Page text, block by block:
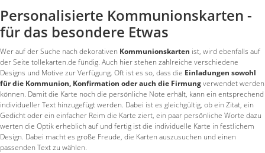
Personalisierte Kommunionskarten -
für das besondere Etwas
Wer auf der Suche nach dekorativen Kommunionskarten ist, wird ebenfalls auf
der Seite tollekarten.de fündig. Auch hier stehen zahlreiche verschiedene
Designs und Motive zur Verfügung. Oft ist es so, dass die Einladungen sowohl
für die Kommunion, Konfirmation oder auch die Firmungverwendet werden
können. Damit die Karte noch die persönliche Note erhält, kann ein entsprechend
individueller Text hinzugefügt werden. Dabei ist es gleichgültig, ob ein Zitat, ein
Gedicht oder ein einfacher Reim die Karte ziert, ein paar persönliche Worte dazu
werten die Optik erheblich auf und fertig ist die individuelle Karte in festlichem
Design. Dabei macht es große Freude, die Karten auszusuchen und einen
passenden Text zu wählen.